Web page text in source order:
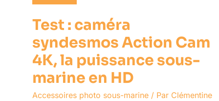
Test : caméra
syndesmos Action Cam
4K, la puissance sous-
marine en HD
Accessoires photo sous-marine / Par Clémentine
Action
4K,
la
puissance
sous-
marine
en
HD